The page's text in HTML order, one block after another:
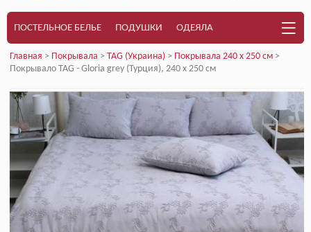
ПОСТЕЛЬНОЕ БЕЛЬЕ ПОДУШКИ ОДЕЯЛА
Главная > Покрывала > TAG (Украина) > Покрывала 240 x 250 см >
Покрывало TAG - Gloria grey (Турция), 240 х 250 см